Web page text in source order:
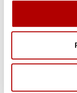
Solicita